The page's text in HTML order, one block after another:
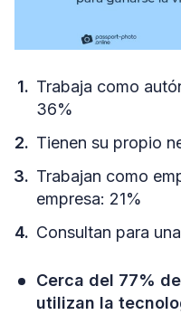
Trabaja como
36%
Tienen su propio
Trabajan como
empresa: 21%
Consultan para
Cerca del 77%
utilizan la